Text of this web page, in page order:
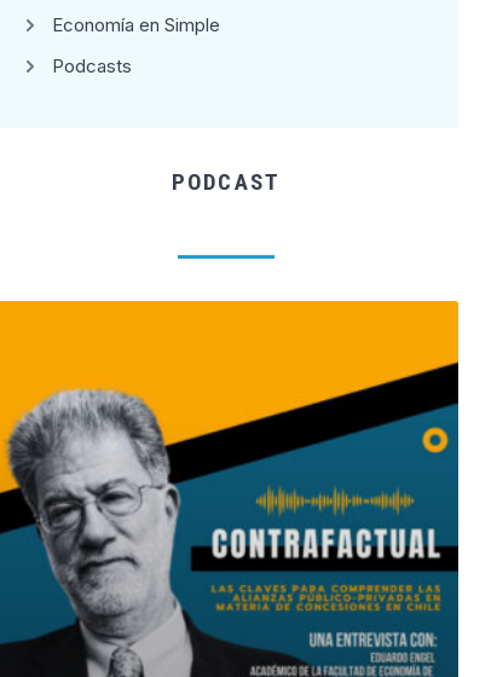
Economía en Simple
Podcasts
PODCAST